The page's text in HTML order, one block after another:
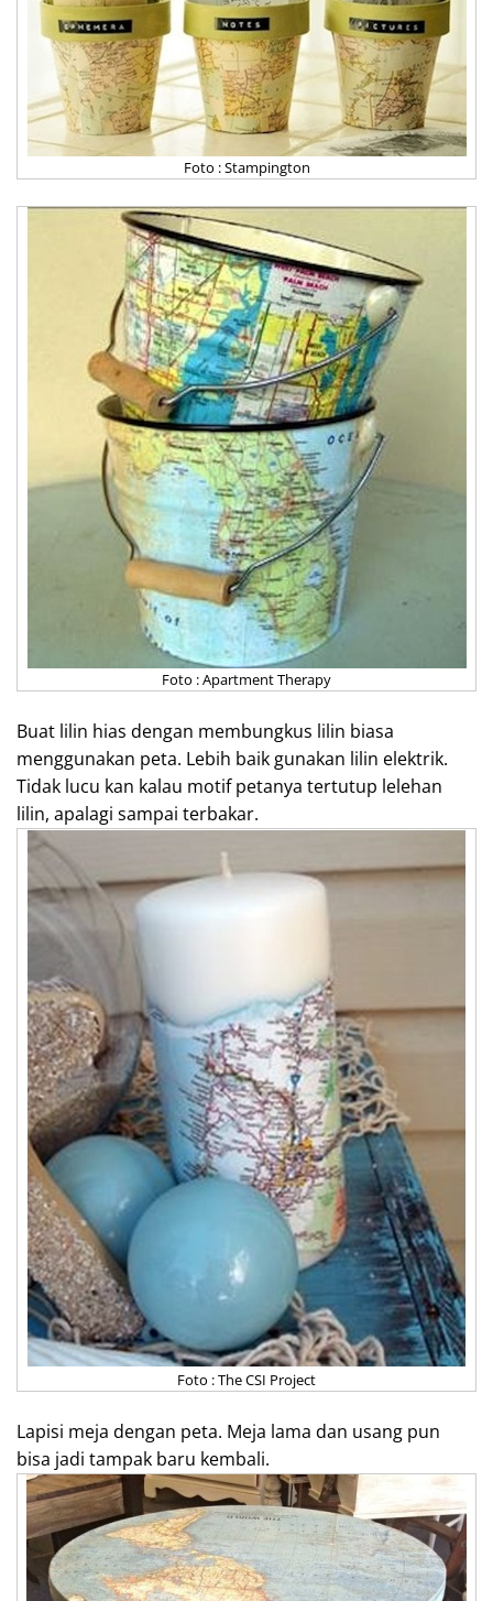
Foto : Stampington
Foto : Apartment Therapy
Buat lilin hias dengan membungkus lilin biasa
menggunakan peta. Lebih baik gunakan lilin elektrik.
Tidak lucu kan kalau motif petanya tertutup lelehan
lilin, apalagi sampai terbakar.
Foto : The CSI Project
Lapisi meja dengan peta. Meja lama dan usang pun
bisa jadi tampak baru kembali.